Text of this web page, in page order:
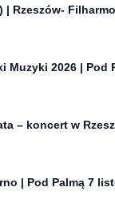
| Rzeszów-
Muzyki 2026 | Pod
– koncert w
| Pod Palmą 7